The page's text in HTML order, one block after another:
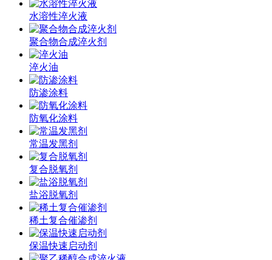
水溶性淬火液
聚合物合成淬火剂
淬火油
防渗涂料
防氧化涂料
常温发黑剂
复合脱氧剂
盐浴脱氧剂
稀土复合催渗剂
保温快速启动剂